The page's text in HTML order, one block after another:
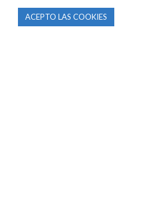
info@motorecambiosfldelhierro.com
Síguenos en Facebook
ACEPTO LAS COOKIES